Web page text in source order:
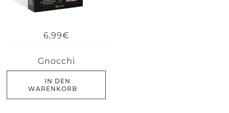
6,99€
Gnocchi
IN DEN
WARENKORB